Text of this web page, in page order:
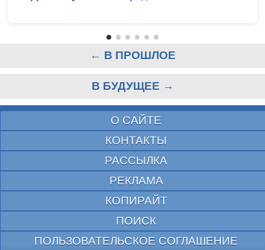
← В ПРОШЛОЕ
В БУДУЩЕЕ →
О САЙТЕ
КОНТАКТЫ
РАССЫЛКА
РЕКЛАМА
КОПИРАЙТ
ПОИСК
ПОЛЬЗОВАТЕЛЬСКОЕ СОГЛАШЕНИЕ